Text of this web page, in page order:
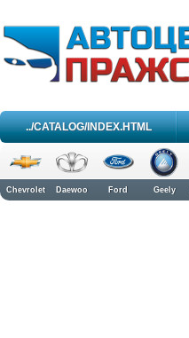
../CATALOG/INDEX.HTML
Chevrolet Daewoo Ford Geely